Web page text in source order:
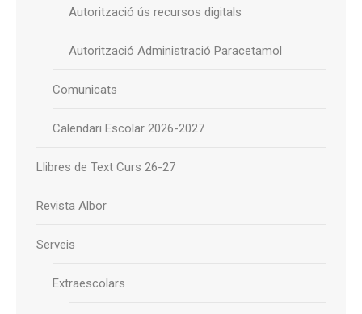
Autorització ús recursos digitals
Autorització Administració Paracetamol
Comunicats
Calendari Escolar 2026-2027
Llibres de Text Curs 26-27
Revista Albor
Serveis
Extraescolars